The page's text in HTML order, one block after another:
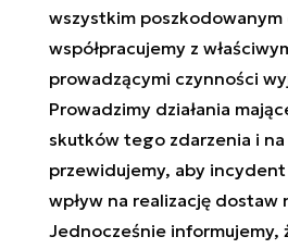
wszystkim poszkodowanym
współpracujemy z
prowadzącymi czynności
Prowadzimy działania
skutków tego zdarzenia i
przewidujemy, aby incydent
wpływ na realizację
Jednocześnie informujemy,